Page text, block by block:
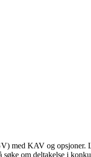
med KAV og opsjoner.
om deltakelse i